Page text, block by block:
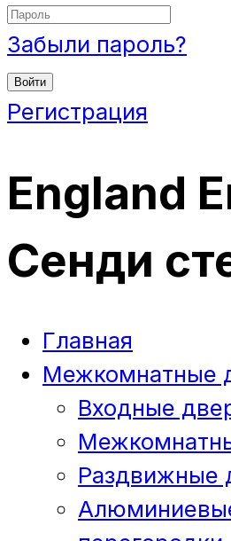
Забыли пароль?
Войти
Регистрация
England
Сенди
Главная
Межкомнатные
Входные
Раздвижные